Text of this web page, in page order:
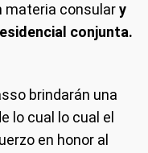
materia consulary
conjunta.
brindarán una
lo cual lo cual el
en honor al